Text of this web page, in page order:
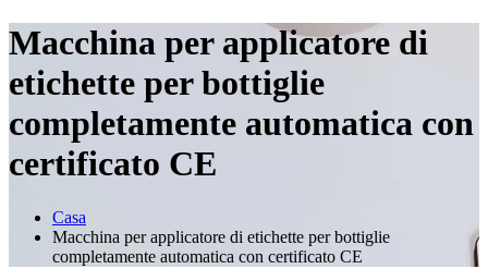
Macchina per applicatore di
etichette per bottiglie
completamente automatica con
certificato CE
Casa
Macchina per applicatore di etichette per bottiglie
completamente automatica con certificato CE